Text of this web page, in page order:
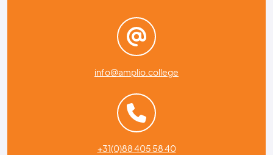
info@amplio.college
+31(0)88 405 58 40